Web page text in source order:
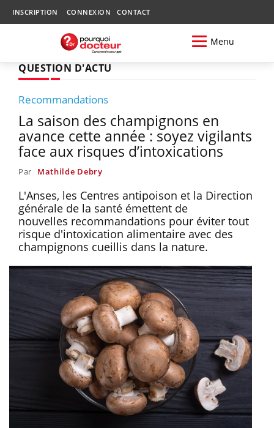
INSCRIPTION CONNEXION CONTACT
Menu
QUESTION D'ACTU
Recommandations
La saison des champignons en
avance cette année : soyez vigilants
face aux risques d’intoxications
Par Mathilde Debry
L'Anses, les Centres antipoison et la Direction
générale de la santé émettent de
nouvelles recommandations pour éviter tout
risque d'intoxication alimentaire avec des
champignons cueillis dans la nature.